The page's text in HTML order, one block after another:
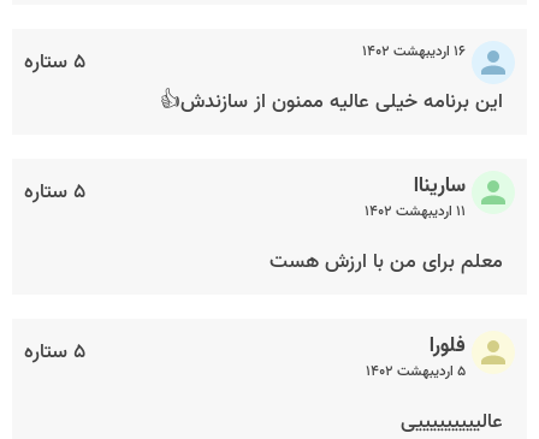
۵ ستاره ۱۶ اردیبهشت ۱۴۰۲
این برنامه خیلی عالیه ممنون از سازندش👍
۵ ستاره ساریناا
۱۱ اردیبهشت ۱۴۰۲
معلم برای من با ارزش هست
۵ ستاره فلورا
۵ اردیبهشت ۱۴۰۲
عالیییییییییی